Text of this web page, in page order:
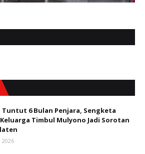
Tuntut 6 Bulan Penjara, Sengketa
Timbul Mulyono Jadi Sorotan
2026